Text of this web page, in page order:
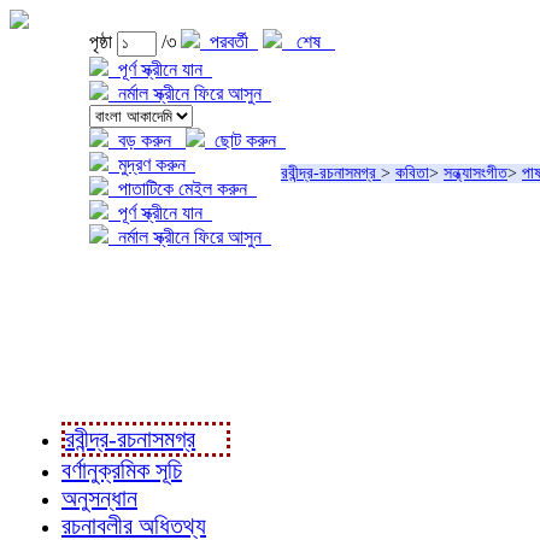
পৃষ্ঠা /৩ পরবর্তী
শেষ
পূর্ণ স্ক্রীনে যান
নর্মাল স্ক্রীনে ফিরে আসুন
বড় করুন
ছোট করুন
মুদ্রণ করুন
পাতাটিকে মেইল করুন
পূর্ণ স্ক্রীনে যান
নর্মাল স্ক্রীনে ফিরে আসুন
রবীন্দ্র-রচনাসমগ্র > কবিতা> সন্ধ্যাসংগীত>
রবীন্দ্র-রচনাসমগ্র
বর্ণানুক্রমিক সূচি
অনুসন্ধান
রচনাবলীর অধিতথ্য